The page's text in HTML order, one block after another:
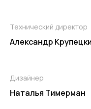
Технический директор
Александр
Дизайнер
Наталья Тимерман